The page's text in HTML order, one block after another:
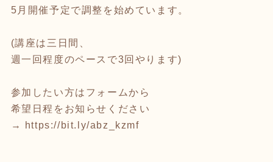
5月開催予定で調整を始めています。
(講座は三日間、
週一回程度のペースで3回やります)
参加したい方はフォームから
希望日程をお知らせください
→
https://bit.ly/abz_kzmf